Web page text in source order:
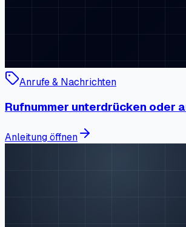
Anrufe & Nachrichten
Rufnummer unterdrücken oder
Anleitung öffnen